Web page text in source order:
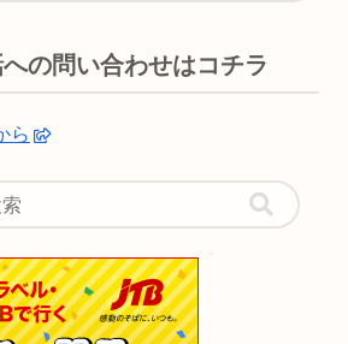
の問い合わせはコチラ
ら